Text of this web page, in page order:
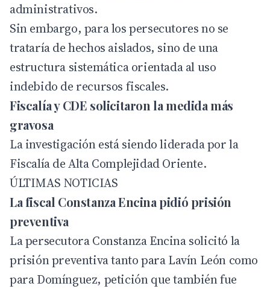
administrativos.
Sin embargo, para los persecutores no se
trataría de hechos aislados, sino de una
estructura sistemática orientada al uso
indebido de recursos fiscales.
Fiscalía y CDE solicitaron la medida más
gravosa
La investigación está siendo liderada por la
Fiscalía de Alta Complejidad Oriente.
ÚLTIMAS NOTICIAS
La fiscal Constanza Encina pidió prisión
preventiva
La persecutora Constanza Encina solicitó la
prisión preventiva tanto para Lavín León como
para Domínguez, petición que también fue